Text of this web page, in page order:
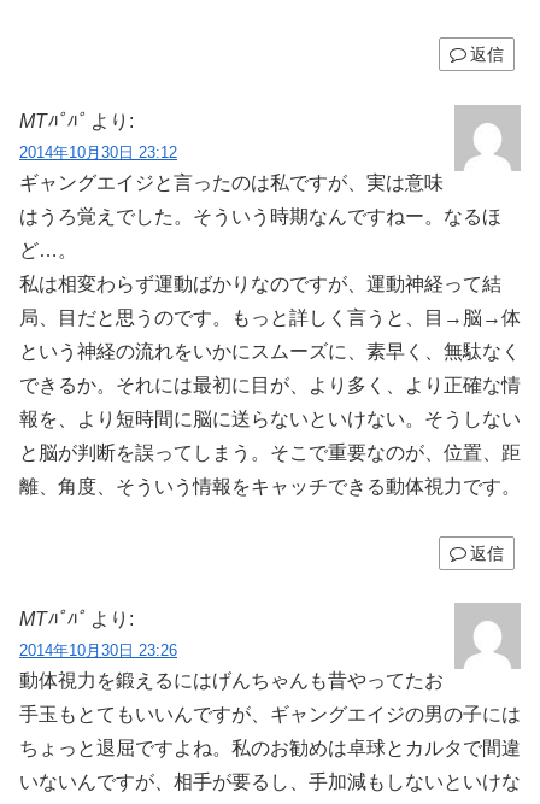
返信
MTﾊﾟﾊﾟ より:
2014年10月30日 23:12
ギャングエイジと言ったのは私ですが、実は意味
はうろ覚えでした。そういう時期なんですねー。なるほ
ど…。
私は相変わらず運動ばかりなのですが、運動神経って結
局、目だと思うのです。もっと詳しく言うと、目→脳→体
という神経の流れをいかにスムーズに、素早く、無駄なく
できるか。それには最初に目が、より多く、より正確な情
報を、より短時間に脳に送らないといけない。そうしない
と脳が判断を誤ってしまう。そこで重要なのが、位置、距
離、角度、そういう情報をキャッチできる動体視力です。
返信
MTﾊﾟﾊﾟ より:
2014年10月30日 23:26
動体視力を鍛えるにはげんちゃんも昔やってたお
手玉もとてもいいんですが、ギャングエイジの男の子には
ちょっと退屈ですよね。私のお勧めは卓球とカルタで間違
いないんですが、相手が要るし、手加減もしないといけな